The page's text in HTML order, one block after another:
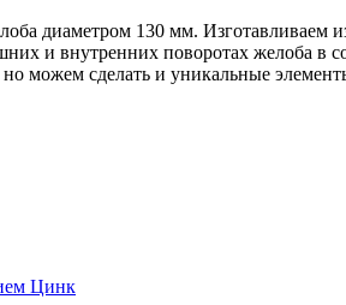
диаметром 130 мм. Изготавливаем
и внутренних поворотах желоба в
можем сделать и уникальные
Цинк